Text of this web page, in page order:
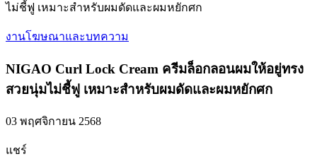
งานโฆษณาและบทความ
NIGAO Curl Lock Cream ครีมล็อกลอนผมให้อยู่ทรง
สวยนุ่มไม่ชี้ฟู เหมาะสำหรับผมดัดและผมหยักศก
03 พฤศจิกายน 2568
แชร์